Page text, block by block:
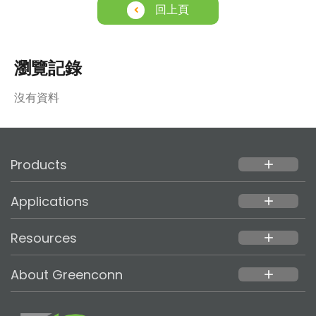
回上頁
瀏覽記錄
沒有資料
Products add
Applications add
Resources add
About Greenconn add